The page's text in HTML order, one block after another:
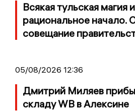
Всякая тульская магия
рациональное начало.
совещание
05/08/2026 12:36
Дмитрий Миляев
складу WB в Алексине